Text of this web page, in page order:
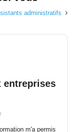
administratifs
entreprises
m'a permis